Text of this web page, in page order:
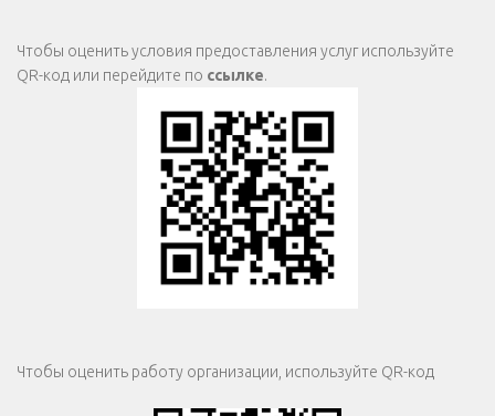
Чтобы оценить условия предоставления услуг используйте
QR-код или перейдите по ссылке.
Чтобы оценить работу организации, используйте QR-код